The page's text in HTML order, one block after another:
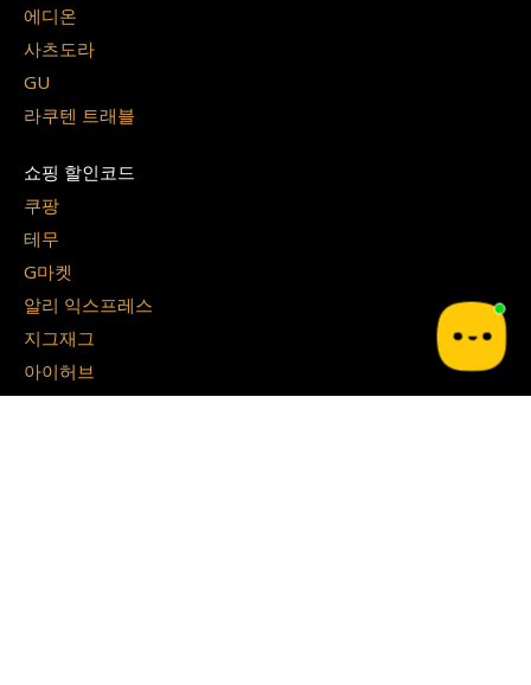
에디온
사츠도라
GU
라쿠텐 트래블
쇼핑 할인코드
쿠팡
테무
G마켓
알리 익스프레스
지그재그
아이허브